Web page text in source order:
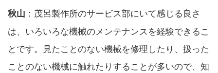
秋山 ：茂呂製作所のサービス部にいて感じる良さ
は、いろいろな機械のメンテナンスを経験できるこ
とです。見たことのない機械を修理したり、扱った
ことのない機械に触れたりすることが多いので、知